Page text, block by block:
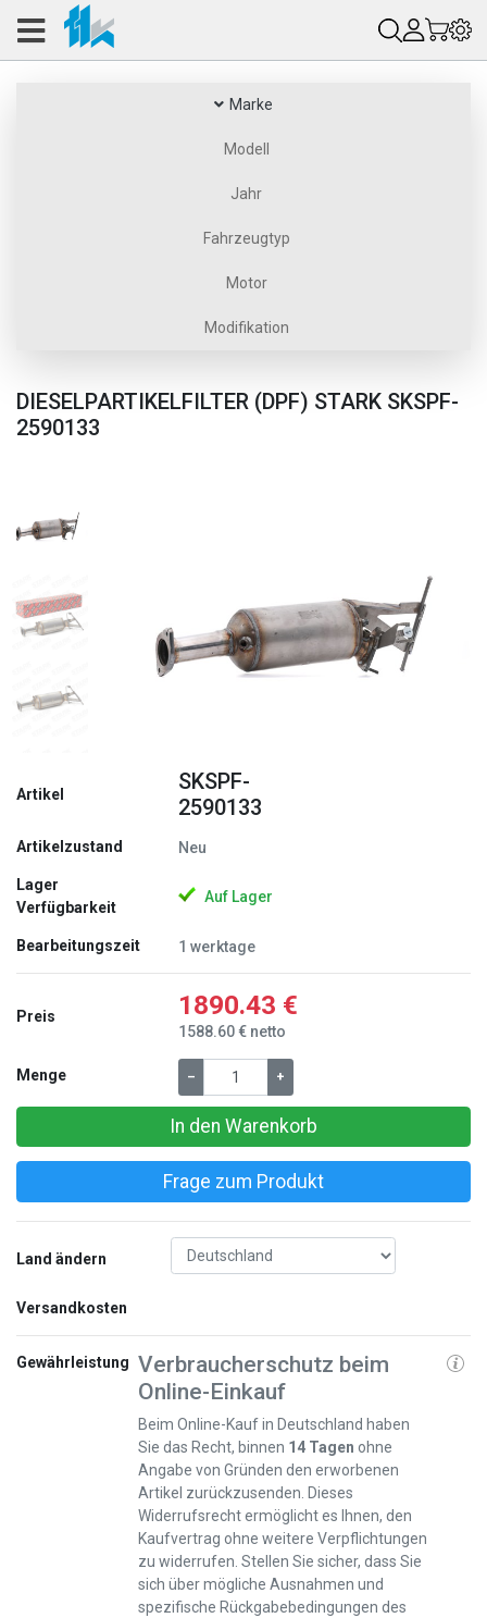
Marke
Modell
Jahr
Fahrzeugtyp
Motor
Modifikation
DIESELPARTIKELFILTER (DPF) STARK SKSPF-
2590133
Zurück
Artikel
SKSPF-
2590133
Artikelzustand Neu
Lager
Verfügbarkeit
Auf Lager
Bearbeitungszeit 1 werktage
Preis 1890.43 €
1588.60 € netto
Menge – +
In den Warenkorb
Frage zum Produkt
Land ändern
Versandkosten
Gewährleistung Verbraucherschutz beim
Online-Einkauf
Beim Online-Kauf in Deutschland haben
Sie das Recht, binnen 14 Tagen ohne
Angabe von Gründen den erworbenen
Artikel zurückzusenden. Dieses
Widerrufsrecht ermöglicht es Ihnen, den
Kaufvertrag ohne weitere Verpflichtungen
zu widerrufen. Stellen Sie sicher, dass Sie
sich über mögliche Ausnahmen und
spezifische Rückgabebedingungen des